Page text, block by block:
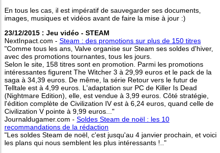
En tous les cas, il est impératif de sauvegarder ses documents,
images, musiques et vidéos avant de faire la mise à jour :)
23/12/2015 : Jeu vidéo - STEAM
NextInpact.com - Steam : des promotions sur plus de 150 titres
"Comme tous les ans, Valve organise sur Steam ses soldes d'hiver,
avec des promotions tournantes, tous les jours.
Selon le site, 158 titres sont en promotion. Parmi les promotions
intéressantes figurent The Witcher 3 à 29,99 euros et le pack de la
saga à 34,39 euros. De même, la série Retour vers le futur de
Telltale est à 4,99 euros. L'adaptation sur PC de Killer Is Dead
(Nightmare Edition), elle, est vendue à 3,99 euros. Côté stratégie,
l'édition complète de Civilization IV est à 6,24 euros, quand celle de
Civilization V pointe à 9,99 euros..."
Journaldugamer.com - Soldes Steam de noël : les 10
recommandations de la rédaction
"Les soldes Steam de noël, c'est jusqu'au 4 janvier prochain, et voici
les plans qui nous semblent les plus intéressants !.."